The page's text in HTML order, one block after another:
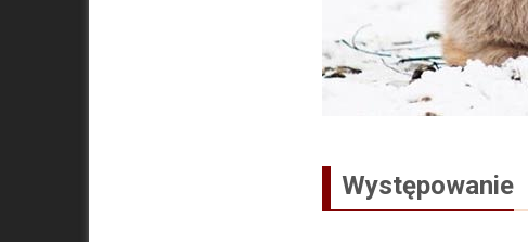
Występowanie